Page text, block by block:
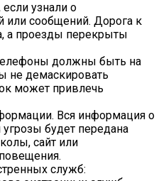
узнали о
или сообщений. Дорога к
а проезды перекрыты
должны быть на
не демаскировать
может привлечь
Вся информация о
будет передана
сайт или
служб: